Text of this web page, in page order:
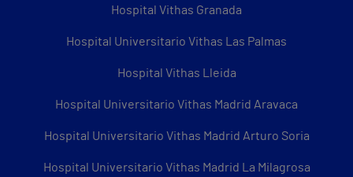
Hospital Vithas Granada
Hospital Universitario Vithas Las Palmas
Hospital Vithas Lleida
Hospital Universitario Vithas Madrid Aravaca
Hospital Universitario Vithas Madrid Arturo Soria
Hospital Universitario Vithas Madrid La Milagrosa